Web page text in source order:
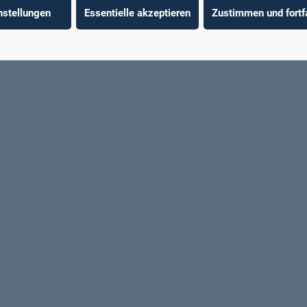
Essentielle akzeptieren Zustimmen und